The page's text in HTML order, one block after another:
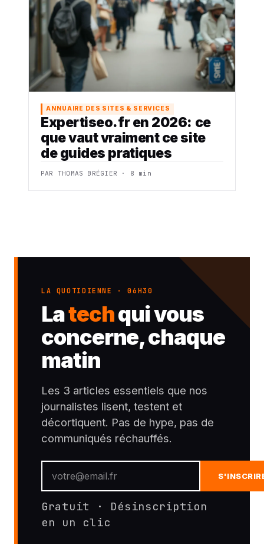
ANNUAIRE DES SITES & SERVICES
Expertiseo.fr en 2026: ce
que vaut vraiment ce site
de guides pratiques
PAR THOMAS BRÉGIER · 8 min
LA QUOTIDIENNE · 06H30
Latechqui vous
concerne, chaque
matin
Les 3 articles essentiels que nos
journalistes lisent, testent et
décortiquent. Pas de hype, pas de
communiqués réchauffés.
Gratuit · Désinscription
en un clic